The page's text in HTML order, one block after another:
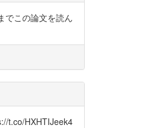
でこの論文を読ん
t.co/HXHTIJeek4